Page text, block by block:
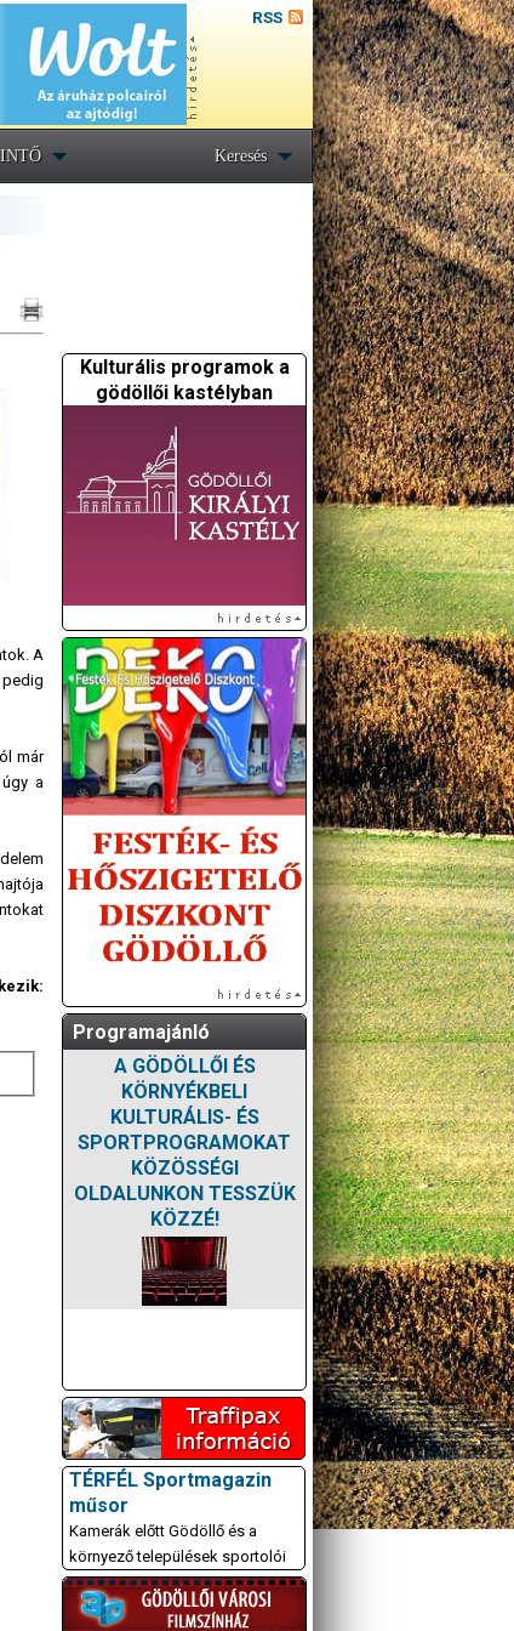
RSS
Keresés
A
pedig
már
a
Kulturális programok a
gödöllői kastélyban
Programajánló
A GÖDÖLLŐI ÉS
KÖRNYÉKBELI
KULTURÁLIS- ÉS
SPORTPROGRAMOKAT
KÖZÖSSÉGI
OLDALUNKON TESSZÜK
KÖZZÉ!
TÉRFÉL Sportmagazin
műsor
Kamerák előtt Gödöllő és a
környező települések sportolói